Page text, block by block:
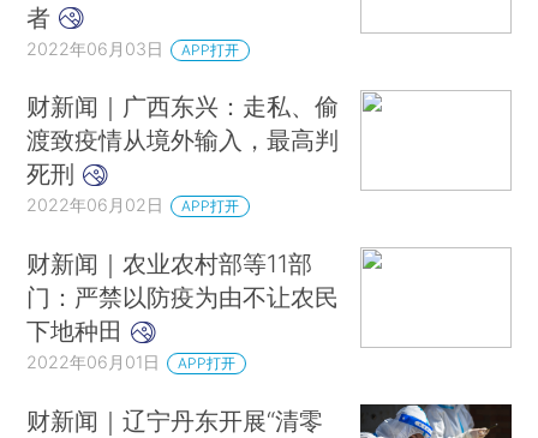
者
2022年06月03日 APP打开
财新闻｜广西东兴：走私、偷
渡致疫情从境外输入，最高判
死刑
2022年06月02日 APP打开
财新闻｜农业农村部等11部
门：严禁以防疫为由不让农民
下地种田
2022年06月01日 APP打开
财新闻｜辽宁丹东开展“清零